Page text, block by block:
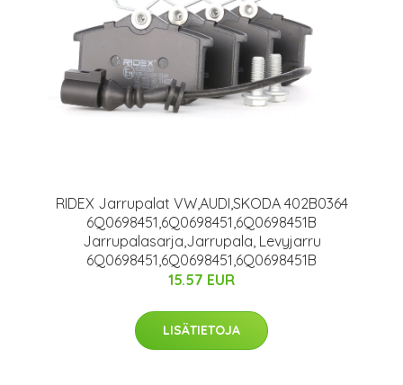
RIDEX Jarrupalat VW,AUDI,SKODA 402B0364
6Q0698451,6Q0698451,6Q0698451B
Jarrupalasarja,Jarrupala, Levyjarru
6Q0698451,6Q0698451,6Q0698451B
15.57 EUR
LISÄTIETOJA